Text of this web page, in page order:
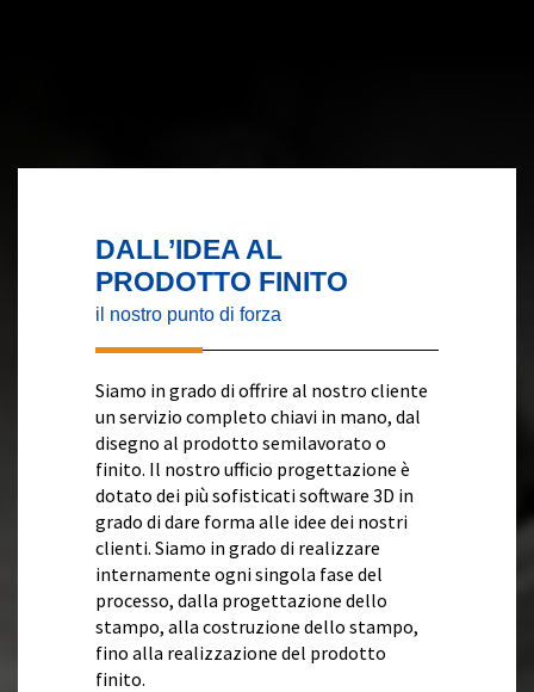
DALL’IDEA AL
PRODOTTO FINITO
il nostro punto di forza
Siamo in grado di offrire al nostro cliente
un servizio completo chiavi in mano, dal
disegno al prodotto semilavorato o
finito. Il nostro ufficio progettazione è
dotato dei più sofisticati software 3D in
grado di dare forma alle idee dei nostri
clienti. Siamo in grado di realizzare
internamente ogni singola fase del
processo, dalla progettazione dello
stampo, alla costruzione dello stampo,
fino alla realizzazione del prodotto
finito.